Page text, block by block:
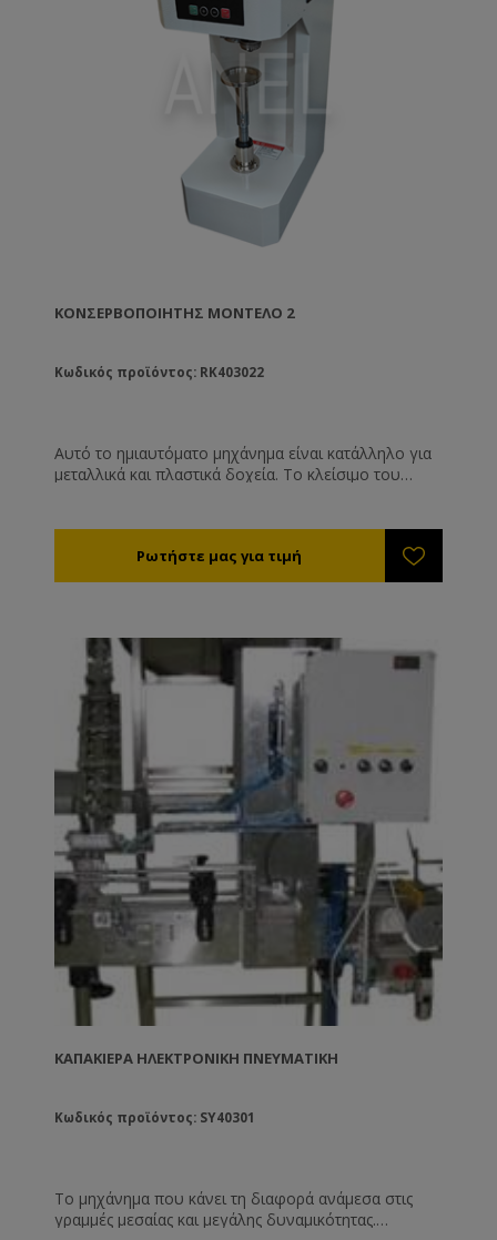
ΚΟΝΣΕΡΒΟΠΟΙΗΤΉΣ ΜΟΝΤΈΛΟ 2
Κωδικός προϊόντος: RK403022
Αυτό το ημιαυτόματο μηχάνημα είναι κατάλληλο για
μεταλλικά και πλαστικά δοχεία. Το κλείσιμο του
640*320*770χιλ Διάμετρος αντικειμένου:45-150χιλ.
Ισχύς:370W Ταχύτητα κλεισίματος: 10-25τεμ./λεπτό
ΚΑΠΑΚΙΈΡΑ ΗΛΕΚΤΡΟΝΙΚΉ ΠΝΕΥΜΑΤΙΚΉ
Κωδικός προϊόντος: SY40301
Το μηχάνημα που κάνει τη διαφορά ανάμεσα στις
γραμμές μεσαίας και μεγάλης δυναμικότητας.